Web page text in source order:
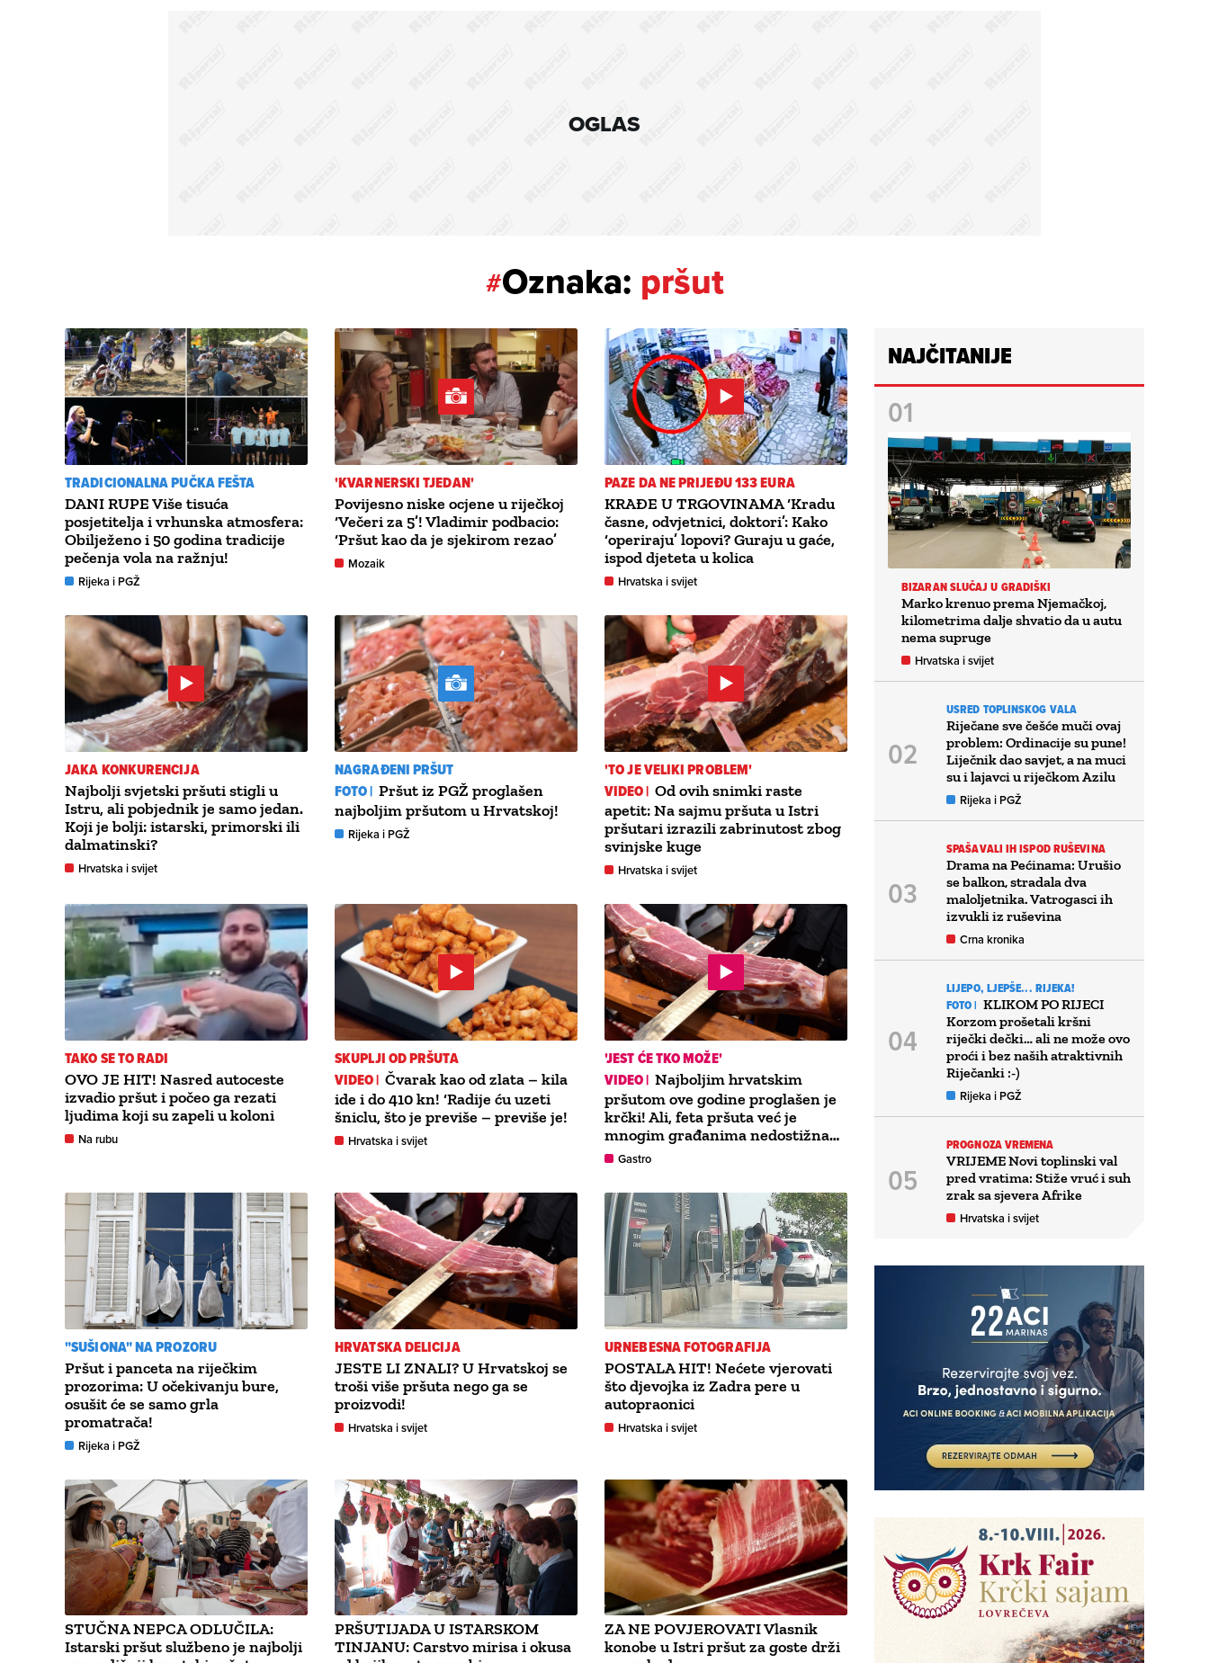
OGLAS
#Oznaka: pršut
TRADICIONALNA PUČKA FEŠTA
DANI RUPE Više tisuća
posjetitelja i vrhunska atmosfera:
Obilježeno i 50 godina tradicije
pečenja vola na ražnju!
Rijeka i PGŽ
'KVARNERSKI TJEDAN'
Povijesno niske ocjene u riječkoj
‘Večeri za 5’! Vladimir podbacio:
‘Pršut kao da je sjekirom rezao’
Mozaik
PAZE DA NE PRIJEĐU 133 EURA
KRAĐE U TRGOVINAMA ‘Kradu
časne, odvjetnici, doktori’: Kako
‘operiraju’ lopovi? Guraju u gaće,
ispod djeteta u kolica
Hrvatska i svijet
JAKA KONKURENCIJA
Najbolji svjetski pršuti stigli u
Istru, ali pobjednik je samo jedan.
Koji je bolji: istarski, primorski ili
dalmatinski?
Hrvatska i svijet
NAGRAĐENI PRŠUT
FOTO | Pršut iz PGŽ proglašen
najboljim pršutom u Hrvatskoj!
Rijeka i PGŽ
'TO JE VELIKI PROBLEM'
VIDEO | Od ovih snimki raste
apetit: Na sajmu pršuta u Istri
pršutari izrazili zabrinutost zbog
svinjske kuge
Hrvatska i svijet
TAKO SE TO RADI
OVO JE HIT! Nasred autoceste
izvadio pršut i počeo ga rezati
ljudima koji su zapeli u koloni
Na rubu
SKUPLJI OD PRŠUTA
VIDEO | Čvarak kao od zlata – kila
ide i do 410 kn! ‘Radije ću uzeti
šniclu, što je previše – previše je!
Hrvatska i svijet
'JEST ĆE TKO MOŽE'
VIDEO | Najboljim hrvatskim
pršutom ove godine proglašen je
krčki! Ali, feta pršuta već je
mnogim građanima nedostižna…
Gastro
"SUŠIONA" NA PROZORU
Pršut i panceta na riječkim
prozorima: U očekivanju bure,
osušit će se samo grla
promatrača!
Rijeka i PGŽ
HRVATSKA DELICIJA
JESTE LI ZNALI? U Hrvatskoj se
troši više pršuta nego ga se
proizvodi!
Hrvatska i svijet
URNEBESNA FOTOGRAFIJA
POSTALA HIT! Nećete vjerovati
što djevojka iz Zadra pere u
autopraonici
Hrvatska i svijet
STUČNA NEPCA ODLUČILA:
Istarski pršut službeno je najbolji
PRŠUTIJADA U ISTARSKOM
TINJANU: Carstvo mirisa i okusa
ZA NE POVJEROVATI Vlasnik
konobe u Istri pršut za goste drži
NAJČITANIJE
BIZARAN SLUČAJ U GRADIŠKI
Marko krenuo prema Njemačkoj,
kilometrima dalje shvatio da u autu
nema supruge
Hrvatska i svijet
USRED TOPLINSKOG VALA
Riječane sve češće muči ovaj
problem: Ordinacije su pune!
Liječnik dao savjet, a na muci
su i lajavci u riječkom Azilu
Rijeka i PGŽ
SPAŠAVALI IH ISPOD RUŠEVINA
Drama na Pećinama: Urušio
se balkon, stradala dva
maloljetnika. Vatrogasci ih
izvukli iz ruševina
Crna kronika
LIJEPO, LJEPŠE... RIJEKA!
FOTO | KLIKOM PO RIJECI
Korzom prošetali kršni
riječki dečki… ali ne može ovo
proći i bez naših atraktivnih
Riječanki :-)
Rijeka i PGŽ
PROGNOZA VREMENA
VRIJEME Novi toplinski val
pred vratima: Stiže vruć i suh
zrak sa sjevera Afrike
Hrvatska i svijet